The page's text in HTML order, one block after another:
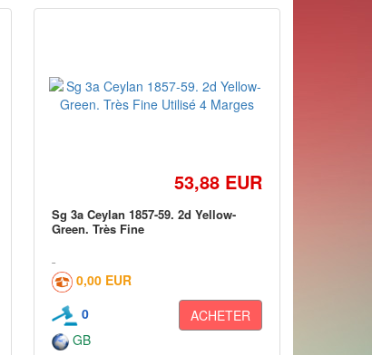
53,88 EUR
Sg 3a Ceylan 1857-59. 2d Yellow-
Green. Très Fine
0,00 EUR
0
ACHETER
GB